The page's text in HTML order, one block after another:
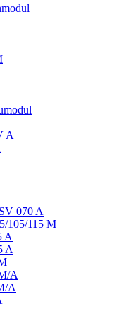
A
070 A
105/115 M
A
A
A
A